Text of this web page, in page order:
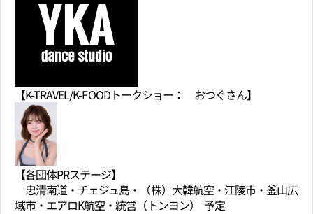
【K-TRAVEL/K-FOODトークショー： おつぐさん】
【各団体PRステージ】
忠清南道・チェジュ島・（株）大韓航空・江陵市・釜山広
域市・エアロK航空・統営（トンヨン） 予定